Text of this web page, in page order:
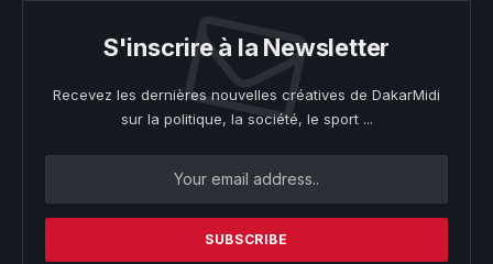
S'inscrire à la Newsletter
Recevez les dernières nouvelles créatives de DakarMidi
sur la politique, la société, le sport ...